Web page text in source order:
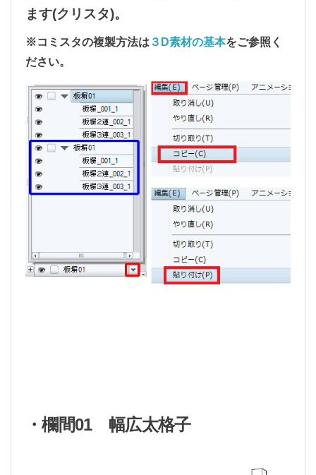
ます(クリスタ)。
※コミスタの複製方法は ３D素材の基本をご参照く
ださい。
・欄間01 幅広太格子